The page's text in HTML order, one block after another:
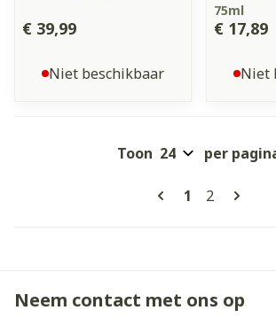
€ 39,99
Niet beschikbaar
75ml
€ 17,89
Niet
Pagina's
U lees
1 Pagina
2
Toon per
Neem contact met ons op